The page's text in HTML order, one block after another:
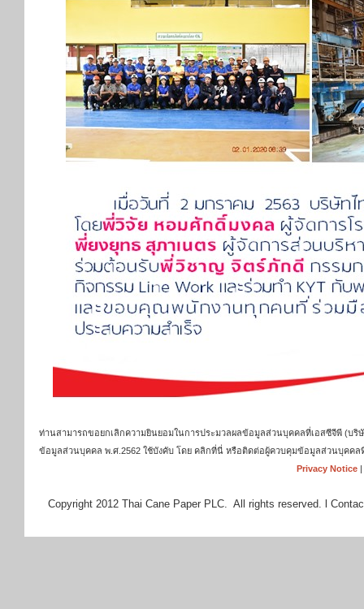
ท่านสามารถขอยกเลิกความยินยอมในการประมวลผลข้อมูลส่วนบุคคลที่เอสซีจีพี (บ
ข้อมูลส่วนบุคคล พ.ศ.2562 ใช้บังคับ โดย คลิกที่นี่ หรือติดต่อผู้ควบคุมข้อมูลส่วนบุคคล
Privacy Notice|
Copyright 2012 Thai Cane Paper PLC. All rights reserved. l